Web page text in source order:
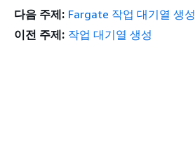
다음 주제: Fargate 작업 대기열 생성
이전 주제: 작업 대기열 생성